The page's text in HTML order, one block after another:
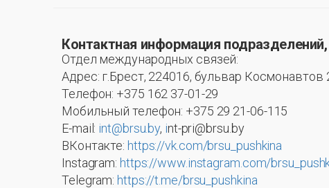
Контактная информация
Отдел международных связей:
Адрес: г.Брест, 224016, бульвар
Телефон: +375 162 37-01-29
Мобильный телефон: +375 29 21-06-115
E-mail: int@brsu.by, int-pri@brsu.by
ВКонтакте: https://vk.com/brsu_pushkina
Instagram: https://www.instagram.com/
Telegram: https://t.me/brsu_pushkina